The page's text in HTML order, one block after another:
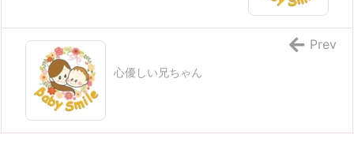
心優しい兄ちゃん
Prev